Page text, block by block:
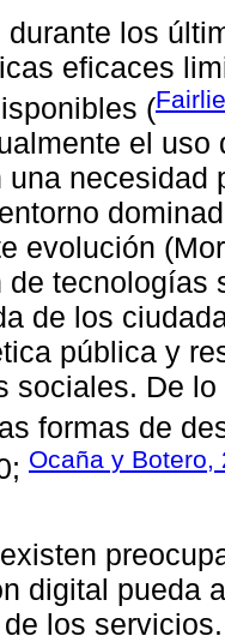
durante los
eficaces
(
el
una necesidad
evolución
de tecnologías
de los
pública y
sociales. De
formas de
Ocaña y Botero,
digital pueda
los